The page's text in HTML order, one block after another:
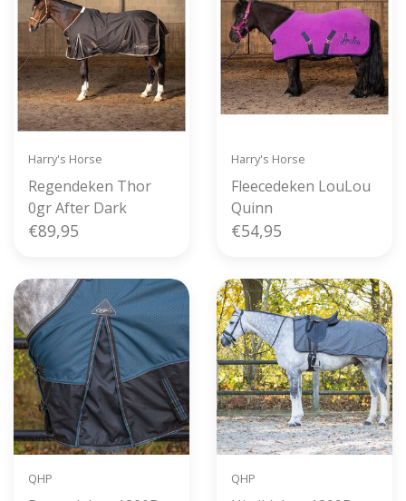
Harry's Horse
Regendeken Thor
0gr After Dark
€89,95
Harry's Horse
Fleecedeken LouLou
Quinn
€54,95
QHP QHP